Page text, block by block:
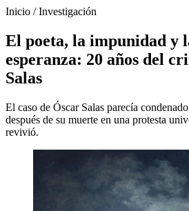
Inicio /Investigación
El poeta, la impunidad y
esperanza: 20 años del
Salas
El caso de Óscar Salas parecía
después de su muerte en una protesta
revivió.